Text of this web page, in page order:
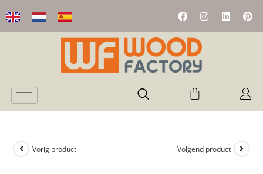
Vorig product Volgend product